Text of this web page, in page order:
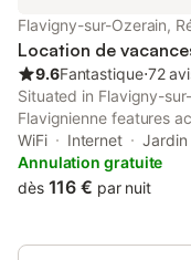
Flavigny-sur-Ozerain,
Location de
9.6Fantastique⋅72
Situated in Flavigny-
Flavignienne features
private parking. This
and breakfast has a
WiFi Internet
Jardin
Annulation gratuite
dès 116 € par nuit